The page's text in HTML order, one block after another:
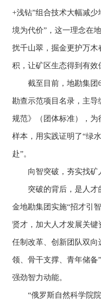
+浅钻”组合技术大幅减
境为代价”，这一理念在
扰千山翠，掘金更护万
积，让矿区生态得到有效
截至目前，地勘集团
勘查示范项目名录，主
规范》（团体标准），为
样本，用实践证明了“绿
赴”。
向智突破，夯实找矿
突破的背后，是人才
金地勘集团实施“招才引
贤才，加大人才发展关
任制改革、创新团队双向
领、骨干支撑、青年储备
强劲智力动能。
“俄罗斯自然科学院